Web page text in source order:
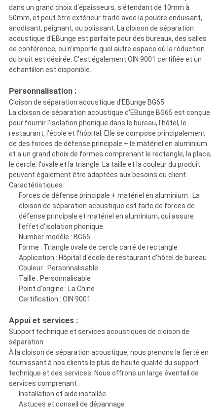
dans un grand choix d'épaisseurs, s'étendant de 10mm à
50mm, et peut être extérieur traité avec la poudre enduisant,
anodisant, peignant, ou polissant. La cloison de séparation
acoustique d'EBunge est parfaite pour des bureaux, des salles
de conférence, ou n'importe quel autre espace où la réduction
du bruit est désirée. C'est également OIN 9001 certifiée et un
échantillon est disponible.
Personnalisation :
Cloison de séparation acoustique d'EBunge BG65
La cloison de séparation acoustique d'EBunge BG65 est conçue
pour fournir l'isolation phonique dans le bureau, l'hôtel, le
restaurant, l'école et l'hôpital. Elle se compose principalement
de des forces de défense principale + le matériel en aluminium
et a un grand choix de formes comprenant le rectangle, la place,
le cercle, l'ovale et la triangle. La taille et la couleur du produit
peuvent également être adaptées aux besoins du client.
Caractéristiques :
Forces de défense principale + matériel en aluminium : La
cloison de séparation acoustique est faite de forces de
défense principale et matériel en aluminium, qui assure
l'effet d'isolation phonique.
Number modèle : BG65
Forme : Triangle ovale de cercle carré de rectangle
Application : Hôpital d'école de restaurant d'hôtel de bureau
Couleur : Personnalisable
Taille : Personnalisable
Point d'origine : La Chine
Certification : OIN 9001
Appui et services :
Support technique et services acoustiques de cloison de
séparation
À la cloison de séparation acoustique, nous prenons la fierté en
fournissant à nos clients le plus de haute qualité du support
technique et des services. Nous offrons un large éventail de
services comprenant :
Installation et aide installée
Astuces et conseil de dépannage